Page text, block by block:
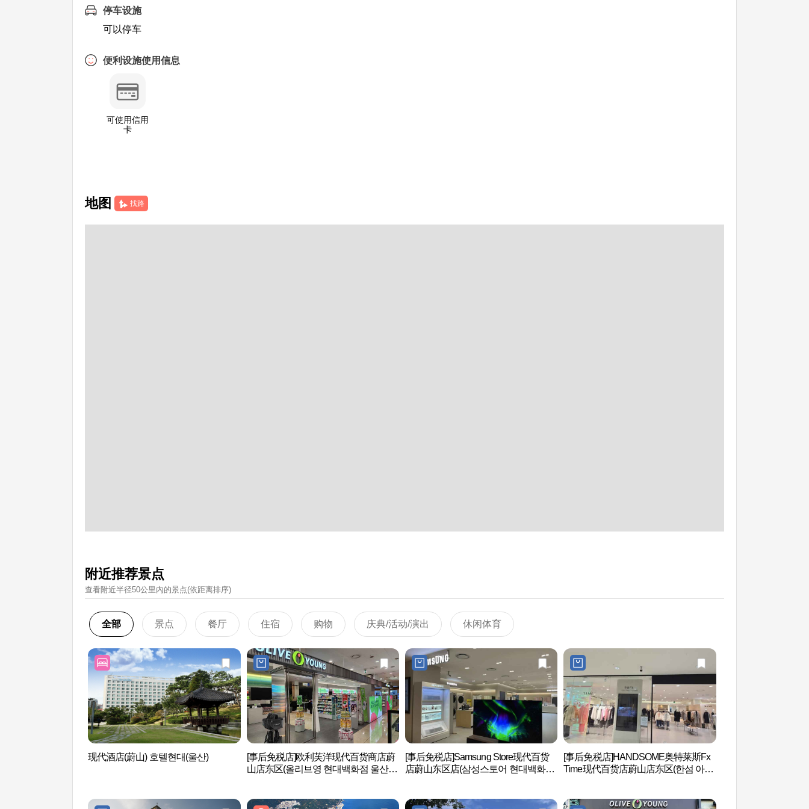
停车设施
可以停车
便利设施使用信息
可使用信用
卡
地图 找路
附近推荐景点
查看附近半径50公里內的景点(依距离排序)
全部 景点 餐厅 住宿 购物 庆典/活动/演出 休闲体育
现代酒店(蔚山) 호텔현대(울산)
[事后免税店]欧利芙洋现代百货商店蔚
山店东区(올리브영 현대백화점 울산점
[事后免税店]Samsung Store现代百货
店蔚山东区店(삼성스토어 현대백화점
[事后免税店]HANDSOME奥特莱斯Fx
Time现代百货店蔚山店东区(한섬 아울